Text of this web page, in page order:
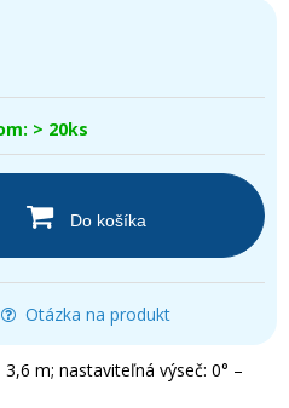
> 20ks
Do košíka
Otázka na produkt
m; nastaviteľná výseč: 0° –